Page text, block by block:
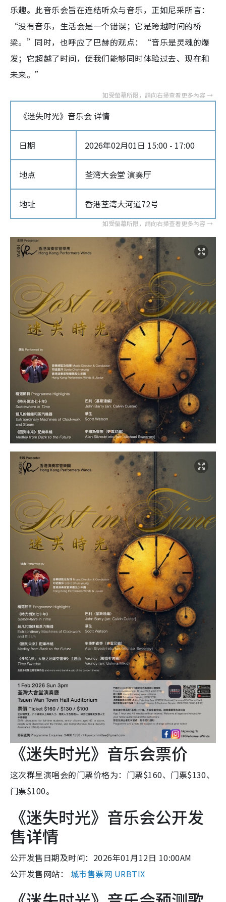
乐趣。此音乐会旨在连结听众与音乐，正如尼采所言：
“没有音乐，生活会是一个错误；它是跨越时间的桥
梁。”同时，也呼应了巴赫的观点：“音乐是灵魂的爆
发；它超越了时间，使我们能够同时体验过去、现在和
未来。”
《迷失时光》音乐会 详情
日期 2026年02月01日 15:00 - 17:00
地点 荃湾大会堂 演奏厅
地址 香港荃湾大河道72号
《迷失时光》音乐会票价
这次群星演唱会的门票价格为：门票$160、门票$130、
门票$100。
《迷失时光》音乐会公开发
售详情
公开发售日期及时间：2026年01月12日 10:00AM
公开发售网站： 城市售票网 URBTIX